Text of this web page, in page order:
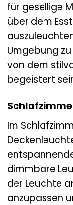
für gesellige
über dem
Umgebung
von dem
begeistert
Im
dimmbare
der Leuchte
anzupassen